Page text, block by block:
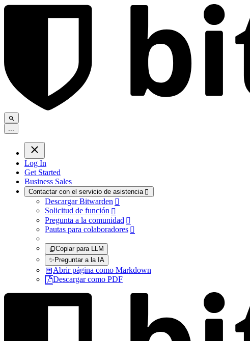
Log In
Get Started
Business Sales
Contactar con el servicio de asistencia 
Descargar Bitwarden 
Solicitud de función 
Pregunta a la comunidad 
Pautas para colaboradores 
Copiar para LLM
✨Preguntar a la IA
Abrir página como Markdown
Descargar como PDF